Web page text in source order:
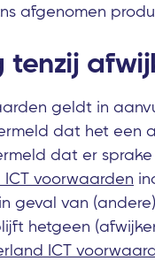
afgenomen
tenzij
geldt in
dat het een
dat er
voorwaarden
geval van
hetgeen
ICT